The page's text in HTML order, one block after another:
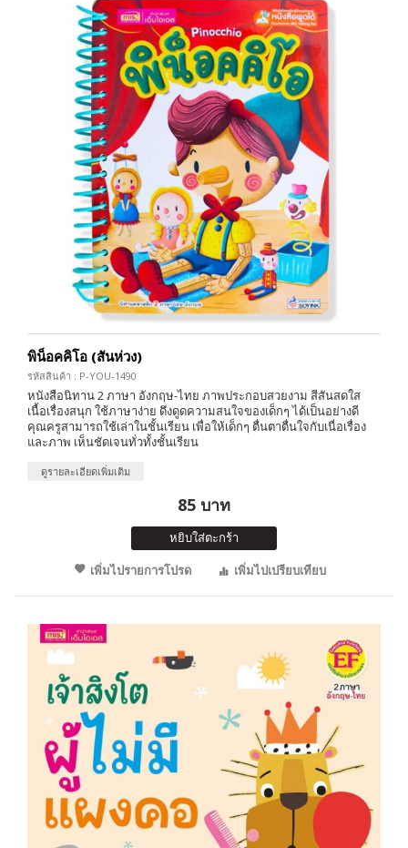
พิน็อคคิโอ (สันห่วง)
รหัสสินค้า : P-YOU-1490
หนังสือนิทาน 2 ภาษา อังกฤษ-ไทย ภาพประกอบสวยงาม สีสันสดใส
เนื้อเรื่องสนุก ใช้ภาษาง่าย ดึงดูดความสนใจของเด็กๆ ได้เป็นอย่างดี
คุณครูสามารถใช้เล่าในชั้นเรียน เพื่อให้เด็กๆ ตื่นตาตื่นใจกับเนื่อเรื่อง
และภาพ เห็นชัดเจนทั่วทั้งชั้นเรียน
ดูรายละเอียดเพิ่มเติม
85 บาท
หยิบใส่ตะกร้า
เพิ่มไปรายการโปรด
เพิ่มไปเปรียบเทียบ